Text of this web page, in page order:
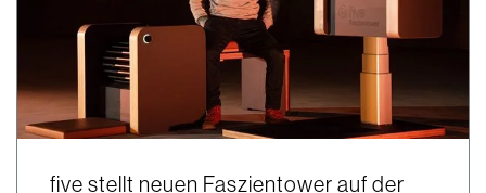
five stellt neuen Faszientower auf der